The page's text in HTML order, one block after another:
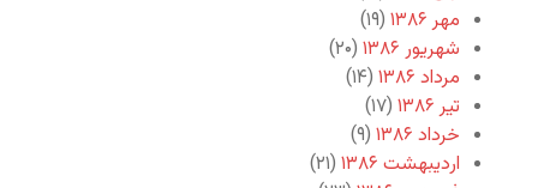
مهر ۱۳۸۶
(۱۹)
شهریور ۱۳۸۶
(۲۰)
مرداد ۱۳۸۶
(۱۴)
تیر ۱۳۸۶
(۱۷)
خرداد ۱۳۸۶
(۹)
اردیبهشت ۱۳۸۶
(۲۱)